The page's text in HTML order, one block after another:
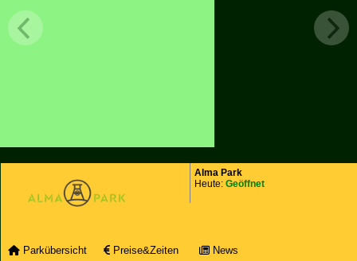
Alma Park
Heute: Geöffnet
Parkübersicht Preise&Zeiten News